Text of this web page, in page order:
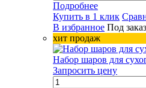
Подробнее
Купить в 1 клик
В избранное Под заказ
хит продаж
Набор шаров для
Запросить цену